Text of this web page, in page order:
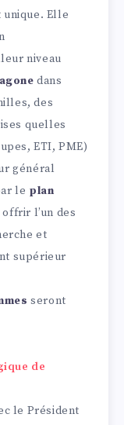
unique. Elle
niveau
dans
des
quelles
ETI, PME)
général
le plan
offrir l’un des
et
supérieur
seront
de
le Président